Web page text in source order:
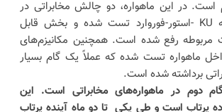
است. در این ماهواره، دو چالش مخابراتی در
قالب یک محموله KU -استور-فوروارد تست شده و بخش قابل
مربوطه رفع شده است. همچنین مکانیزم‌های
داخل ماهواره تست شده که عملاً یک گام بسیار
برداشته شده است.
ناهید 2گام دوم در ماهواره‌های مخابراتی است. این
پرتاب است و طی یکی تا دو ماه آینده پرتاب